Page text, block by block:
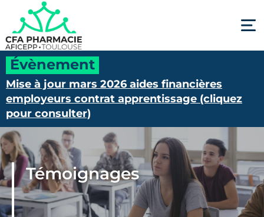
Évènement
Mise à jour mars 2026 aides financières
employeurs contrat apprentissage (cliquez
pour consulter)
Témoignages
Panneau de gestion des cookies